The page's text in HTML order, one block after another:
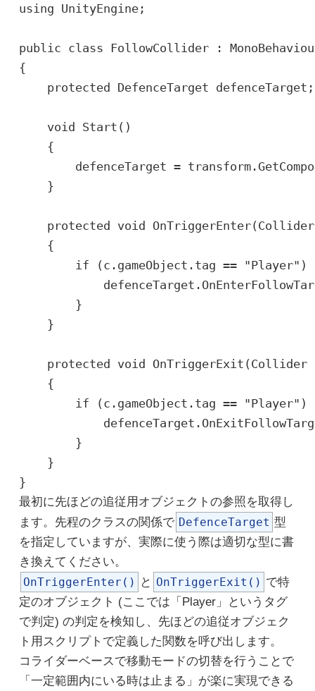
using UnityEngine;
public class FollowCollider :
{
    protected DefenceTarget defenceTarget;
    void Start()
    {
defenceTarget =
    }
protected void
    {
if (c.gameObject.tag == "Player")
        }
    }
protected void OnTriggerExit(Collider
    {
if (c.gameObject.tag == "Player")
        }
    }
最初に先ほどの追従用オブジェクトの参照を取得し
ます。先程のクラスの関係で DefenceTarget 型
を指定していますが、実際に使う際は適切な型に書
き換えてください。
OnTriggerEnter()
と OnTriggerExit() で特
定のオブジェクト (ここでは「Player」というタグ
で判定) の判定を検知し、先ほどの追従オブジェク
ト用スクリプトで定義した関数を呼び出します。
コライダーベースで移動モードの切替を行うことで
「一定範囲内にいる時は止まる」が楽に実現できる